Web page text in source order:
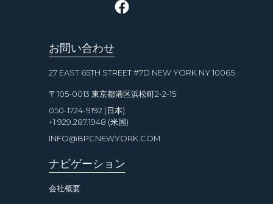
お問い合わせ
27 EAST 65TH STREET #7D NEW YORK NY 10065
〒105-0013 東京都港区浜松町2-2-15
050-1724-9192 (日本)
+1 929.287.1948 (米国)
INFO@BPCNEWYORK.COM
ナビゲーション
会社概要